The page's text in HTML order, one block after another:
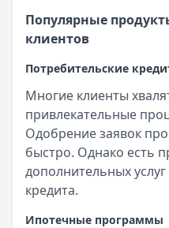
Популярные
клиентов
Потребительские
Многие клиенты
привлекательные
Одобрение заявок
быстро. Однако есть
дополнительных
кредита.
Ипотечные программы